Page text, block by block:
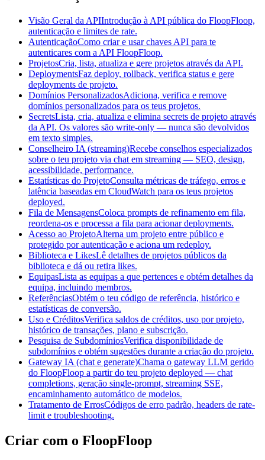
Visão Geral da APIIntrodução à API pública do FloopFloop,
autenticação e limites de rate.
AutenticaçãoComo criar e usar chaves API para te
autenticares com a API FloopFloop.
ProjetosCria, lista, atualiza e gere projetos através da API.
DeploymentsFaz deploy, rollback, verifica status e gere
deployments de projeto.
Domínios PersonalizadosAdiciona, verifica e remove
domínios personalizados para os teus projetos.
SecretsLista, cria, atualiza e elimina secrets de projeto através
da API. Os valores são write-only — nunca são devolvidos
em texto simples.
Conselheiro IA (streaming)Recebe conselhos especializados
sobre o teu projeto via chat em streaming — SEO, design,
acessibilidade, performance.
Estatísticas do ProjetoConsulta métricas de tráfego, erros e
latência baseadas em CloudWatch para os teus projetos
deployed.
Fila de MensagensColoca prompts de refinamento em fila,
reordena-os e processa a fila para acionar deployments.
Acesso ao ProjetoAlterna um projeto entre público e
protegido por autenticação e aciona um redeploy.
Biblioteca e LikesLê detalhes de projetos públicos da
biblioteca e dá ou retira likes.
EquipasLista as equipas a que pertences e obtém detalhes da
equipa, incluindo membros.
ReferênciasObtém o teu código de referência, histórico e
estatísticas de conversão.
Uso e CréditosVerifica saldos de créditos, uso por projeto,
histórico de transações, plano e subscrição.
Pesquisa de SubdomíniosVerifica disponibilidade de
subdomínios e obtém sugestões durante a criação do projeto.
Gateway IA (chat e generate)Chama o gateway LLM gerido
do FloopFloop a partir do teu projeto deployed — chat
completions, geração single-prompt, streaming SSE,
encaminhamento automático de modelos.
Tratamento de ErrosCódigos de erro padrão, headers de rate-
limit e troubleshooting.
Criar com o FloopFloop